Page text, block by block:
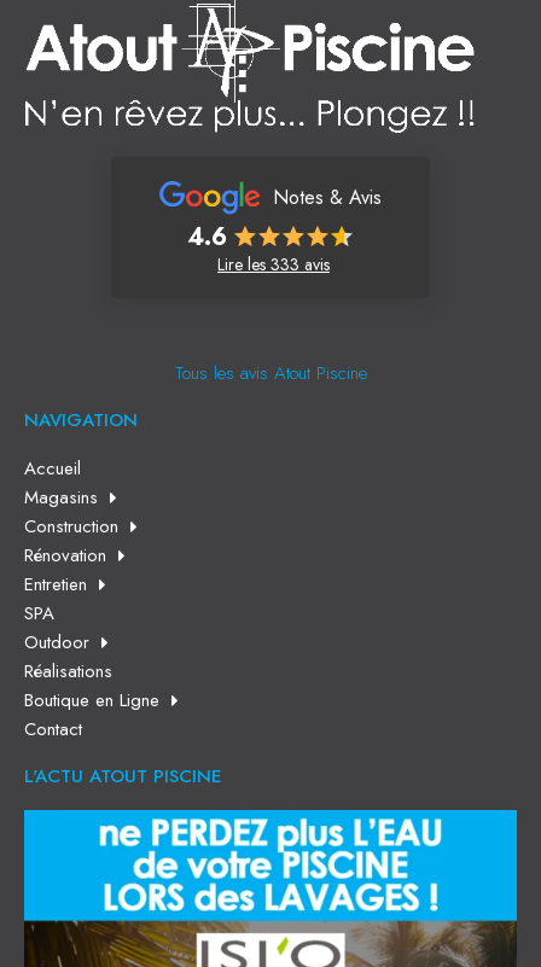
Notes & Avis
4.6
Lire les 333 avis
Tous les avis Atout Piscine
NAVIGATION
Accueil
Magasins
Construction
Rénovation
Entretien
SPA
Outdoor
Réalisations
Boutique en Ligne
Contact
L'ACTU ATOUT PISCINE